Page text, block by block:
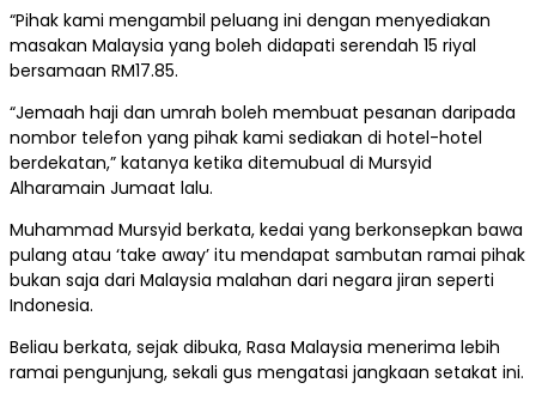
“Pihak kami mengambil peluang ini dengan menyediakan
masakan Malaysia yang boleh didapati serendah 15 riyal
bersamaan RM17.85.
“Jemaah haji dan umrah boleh membuat pesanan daripada
nombor telefon yang pihak kami sediakan di hotel-hotel
berdekatan,” katanya ketika ditemubual di Mursyid
Alharamain Jumaat lalu.
Muhammad Mursyid berkata, kedai yang berkonsepkan bawa
pulang atau ‘take away’ itu mendapat sambutan ramai pihak
bukan saja dari Malaysia malahan dari negara jiran seperti
Indonesia.
Beliau berkata, sejak dibuka, Rasa Malaysia menerima lebih
ramai pengunjung, sekali gus mengatasi jangkaan setakat ini.